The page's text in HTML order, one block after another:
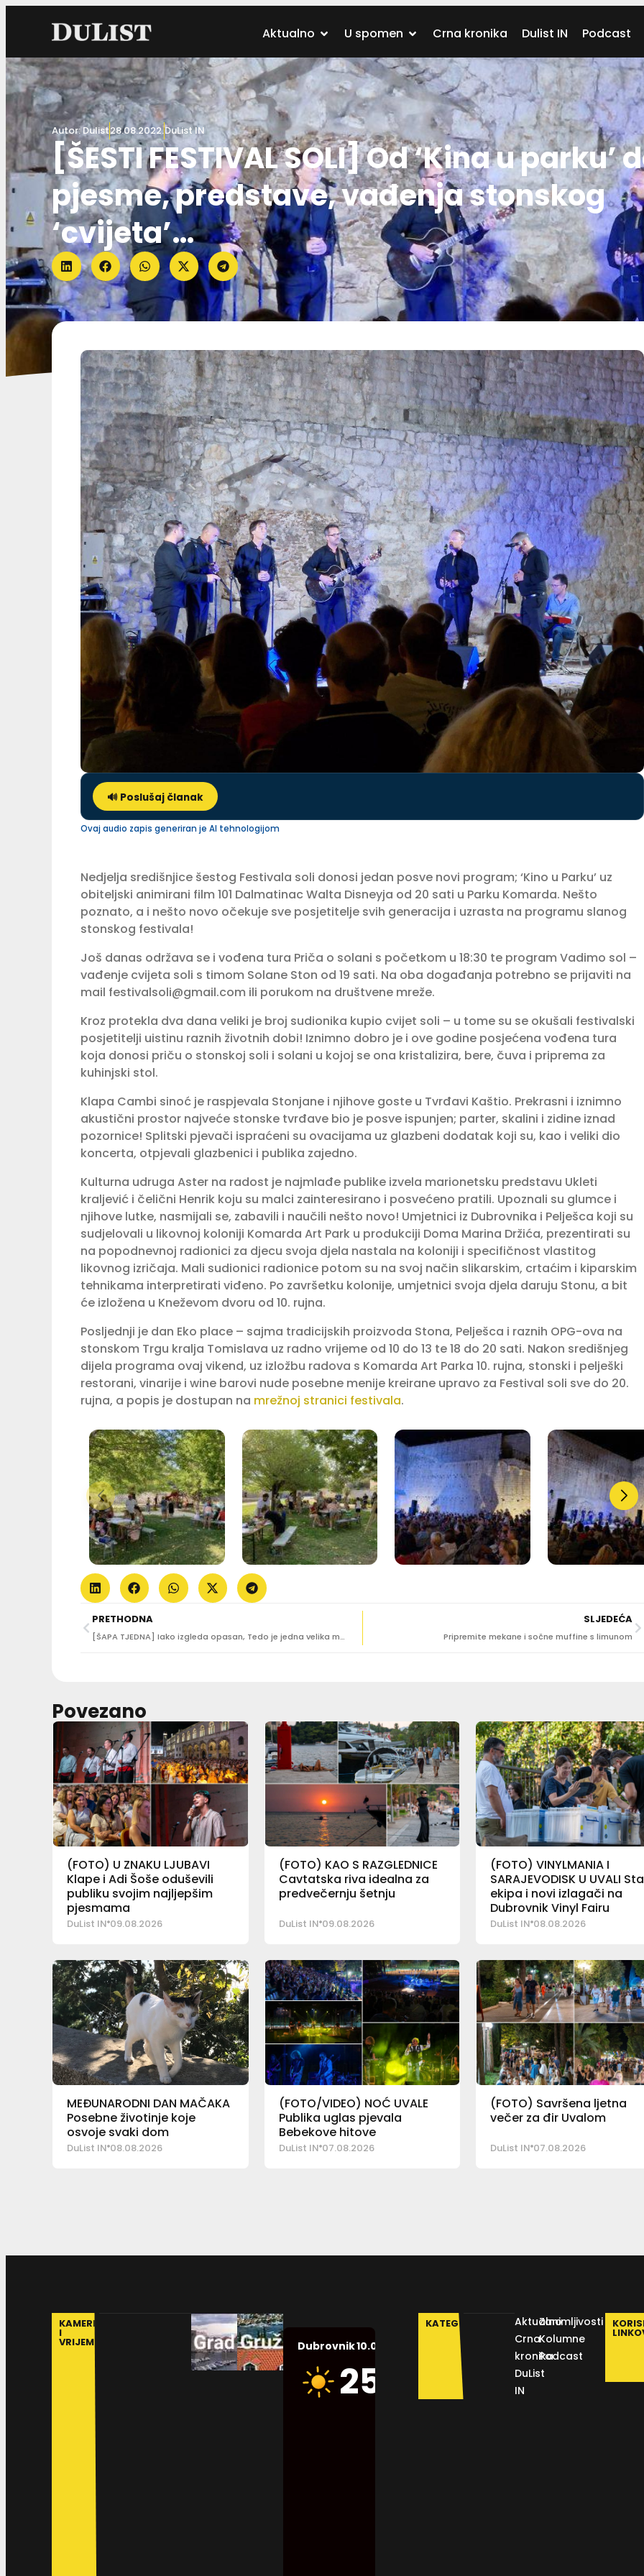
Aktualno U spomen Crna kronika Dulist IN Podcast
Autor:Dulist28.08.2022.DuList IN
[ŠESTI FESTIVAL SOLI] Od ‘Kina u parku’
pjesme, predstave, vađenja stonskog
‘cvijeta’…
🔊 Poslušaj članak
Ovaj audio zapis generiran je AI tehnologijom
Nedjelja središnjice šestog Festivala soli donosi jedan posve novi program; ‘Kino u Parku’ uz
obiteljski animirani film 101 Dalmatinac Walta Disneyja od 20 sati u Parku Komarda. Nešto
poznato, a i nešto novo očekuje sve posjetitelje svih generacija i uzrasta na programu slanog
stonskog festivala!
Još danas održava se i vođena tura Priča o solani s početkom u 18:30 te program Vadimo sol –
vađenje cvijeta soli s timom Solane Ston od 19 sati. Na oba događanja potrebno se prijaviti na
mail festivalsoli@gmail.com ili porukom na društvene mreže.
Kroz protekla dva dana veliki je broj sudionika kupio cvijet soli – u tome su se okušali festivalski
posjetitelji uistinu raznih životnih dobi! Iznimno dobro je i ove godine posjećena vođena tura
koja donosi priču o stonskoj soli i solani u kojoj se ona kristalizira, bere, čuva i priprema za
kuhinjski stol.
Klapa Cambi sinoć je raspjevala Stonjane i njihove goste u Tvrđavi Kaštio. Prekrasni i iznimno
akustični prostor najveće stonske tvrđave bio je posve ispunjen; parter, skalini i zidine iznad
pozornice! Splitski pjevači ispraćeni su ovacijama uz glazbeni dodatak koji su, kao i veliki dio
koncerta, otpjevali glazbenici i publika zajedno.
Kulturna udruga Aster na radost je najmlađe publike izvela marionetsku predstavu Ukleti
kraljević i čelični Henrik koju su malci zainteresirano i posvećeno pratili. Upoznali su glumce i
njihove lutke, nasmijali se, zabavili i naučili nešto novo! Umjetnici iz Dubrovnika i Pelješca koji su
sudjelovali u likovnoj koloniji Komarda Art Park u produkciji Doma Marina Držića, prezentirati su
na popodnevnoj radionici za djecu svoja djela nastala na koloniji i specifičnost vlastitog
likovnog izričaja. Mali sudionici radionice potom su na svoj način slikarskim, crtaćim i kiparskim
tehnikama interpretirati viđeno. Po završetku kolonije, umjetnici svoja djela daruju Stonu, a bit
će izložena u Kneževom dvoru od 10. rujna.
Posljednji je dan Eko place – sajma tradicijskih proizvoda Stona, Pelješca i raznih OPG-ova na
stonskom Trgu kralja Tomislava uz radno vrijeme od 10 do 13 te 18 do 20 sati. Nakon središnjeg
dijela programa ovaj vikend, uz izložbu radova s Komarda Art Parka 10. rujna, stonski i pelješki
restorani, vinarije i wine barovi nude posebne menije kreirane upravo za Festival soli sve do 20.
rujna, a popis je dostupan na mrežnoj stranici festivala.
PRETHODNA
[ŠAPA TJEDNA] Iako izgleda opasan, Tedo je jedna velika maza!
SLJEDEĆA
Pripremite mekane i sočne muffine s limunom
Povezano
(FOTO) U ZNAKU LJUBAVI
Klape i Adi Šoše oduševili
publiku svojim najljepšim
pjesmama
DuList IN 09.08.2026
(FOTO) KAO S RAZGLEDNICE
Cavtatska riva idealna za
predvečernju šetnju
DuList IN 09.08.2026
(FOTO) VINYLMANIA I
SARAJEVODISK U UVALI
ekipa i novi izlagači na
Dubrovnik Vinyl Fairu
DuList IN 08.08.2026
MEĐUNARODNI DAN MAČAKA
Posebne životinje koje
osvoje svaki dom
DuList IN 08.08.2026
(FOTO/VIDEO) NOĆ UVALE
Publika uglas pjevala
Bebekove hitove
DuList IN 07.08.2026
(FOTO) Savršena ljetna
večer za đir Uvalom
DuList IN 07.08.2026
KAMERE
I
VRIJEME Dubrovnik10.08.2026.
25
KATEGORIJE
Aktualno
Crna
kronika
DuList
IN
Zanimljivosti
Kolumne
Podcast